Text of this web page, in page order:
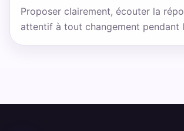
Proposer clairement, écouter la
attentif à tout changement pendant